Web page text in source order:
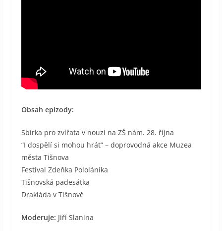
Obsah epizody:
Sbírka pro zvířata v nouzi na ZŠ nám. 28. října
“I dospělí si mohou hrát” – doprovodná akce Muzea
města Tišnova
Festival Zdeňka Pololáníka
Tišnovská padesátka
Drakiáda v Tišnově
Moderuje: Jiří Slanina